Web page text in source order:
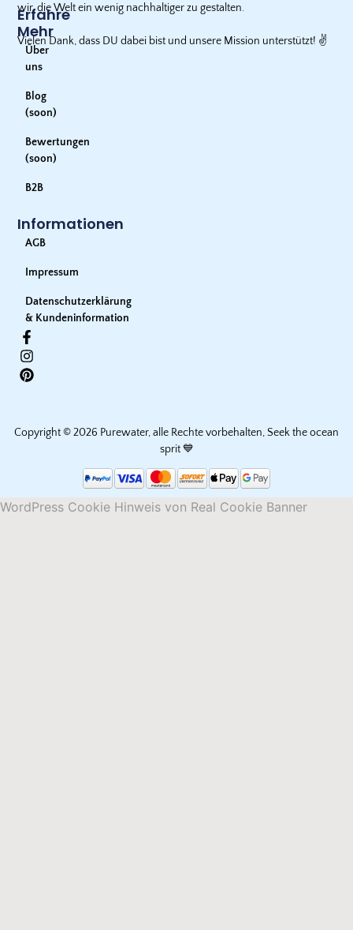
wir, die Welt ein wenig nachhaltiger zu gestalten.
Vielen Dank, dass DU dabei bist und unsere Mission unterstützt! ✌️
Erfahre
Mehr
Über
uns
Blog
(soon)
Bewertungen
(soon)
B2B
Informationen
AGB
Impressum
Datenschutzerklärung
& Kundeninformation
Copyright © 2026 Purewater, alle Rechte vorbehalten, Seek the ocean
sprit 💙
WordPress Cookie Hinweis von Real Cookie Banner